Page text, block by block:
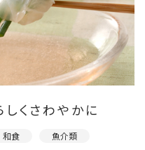
くさわやかに
和食
魚介類